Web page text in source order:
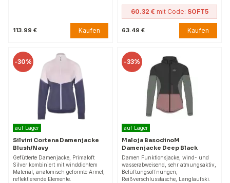
113.99 € Kaufen
60.32 € mit Code: SOFT5
63.49 € Kaufen
-30%
auf Lager
Silvini Cortena Damenjacke
Blush/Navy
Gefütterte Damenjacke, Primaloft
Silver kombiniert mit winddichtem
Material, anatomisch geformte Ärmel,
reflektierende Elemente.
-33%
auf Lager
Maloja BasodinoM
Damenjacke Deep Black
Damen Funktionsjacke, wind- und
wasserabweisend, sehr atmungsaktiv,
Belüftungsöffnungen,
Reißverschlusstasche, Langlaufski.